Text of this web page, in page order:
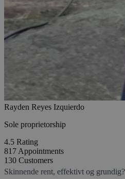
Rayden Reyes Izquierdo
Sole proprietorship
4.5 Rating
817 Appointments
130 Customers
Skinnende rent, effektivt og